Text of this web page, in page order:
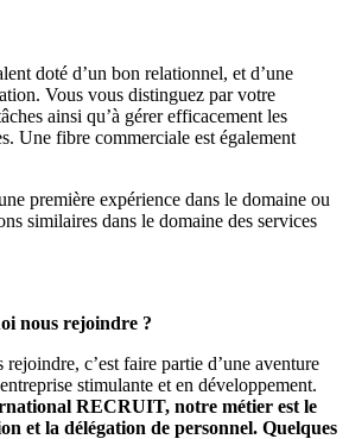
doté d’un bon relationnel, et d’une
Vous vous distinguez par votre
ainsi qu’à gérer efficacement les
Une fibre commerciale est également
première expérience dans le domaine ou
similaires dans le domaine des services
nous rejoindre ?
c’est faire partie d’une aventure
stimulante et en développement.
RECRUIT, notre métier est le
et la délégation de personnel. Quelques